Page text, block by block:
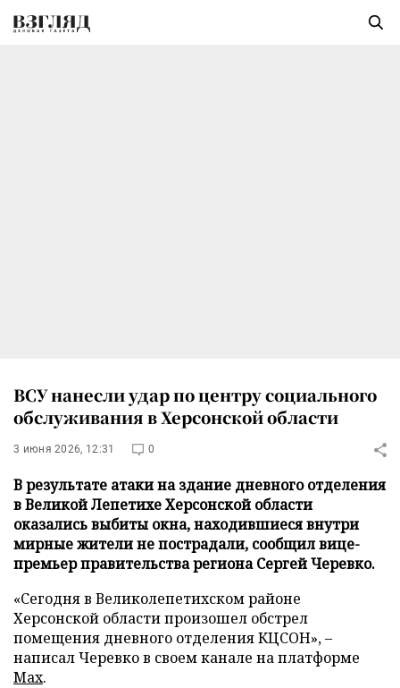
ВСУ нанесли удар по центру социального
обслуживания в Херсонской области
3 июня 2026, 12:31 0
В результате атаки на здание дневного отделения
в Великой Лепетихе Херсонской области
оказались выбиты окна, находившиеся внутри
мирные жители не пострадали, сообщил вице-
премьер правительства региона Сергей Черевко.
«Сегодня в Великолепетихском районе
Херсонской области произошел обстрел
помещения дневного отделения КЦСОН», –
написал Черевко в своем канале на платформе
Max.